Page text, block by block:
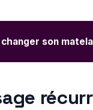
son